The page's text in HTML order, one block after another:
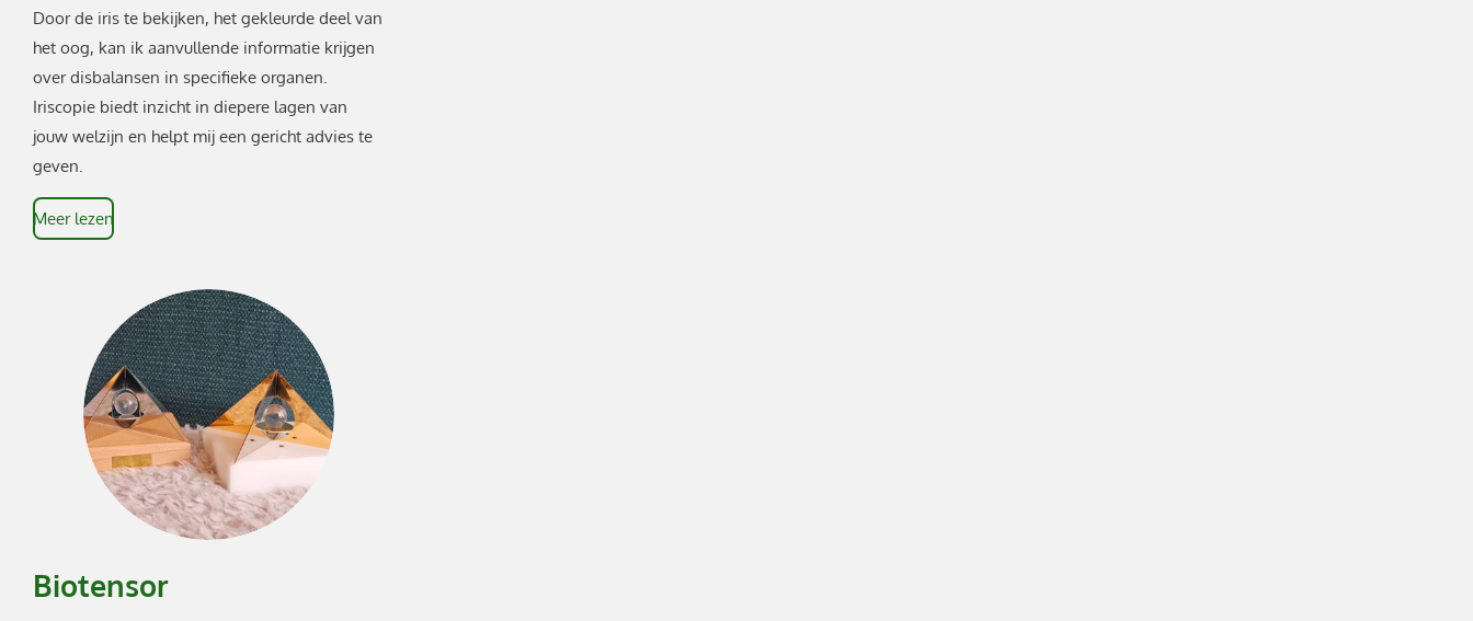
Door de iris te bekijken, het gekleurde deel van
het oog, kan ik aanvullende informatie krijgen
over disbalansen in specifieke organen.
Iriscopie biedt inzicht in diepere lagen van
jouw welzijn en helpt mij een gericht advies te
geven.
Meer lezen
Biotensor